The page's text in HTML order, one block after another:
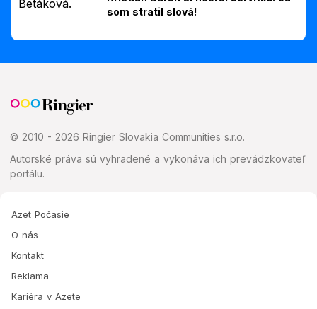
som stratil slová!
© 2010 - 2026 Ringier Slovakia Communities s.r.o.
Autorské práva sú vyhradené a vykonáva ich prevádzkovateľ
portálu.
Azet Počasie
O nás
Kontakt
Reklama
Kariéra v Azete